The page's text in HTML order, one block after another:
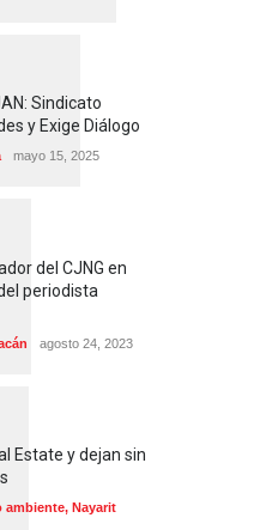
Sindicato
y Exige Diálogo
mayo 15, 2025
del CJNG en
periodista
agosto 24, 2023
Estate y dejan sin
ambiente, Nayarit